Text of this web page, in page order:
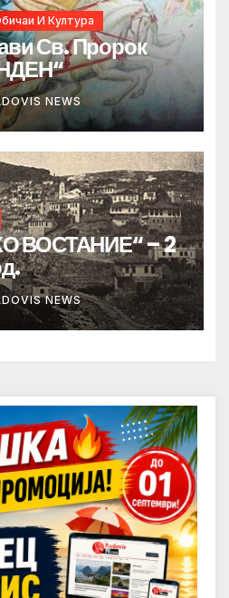
И Култура
Св. Пророк
NEWS
ВОСТАНИЕ“ – 2
NEWS